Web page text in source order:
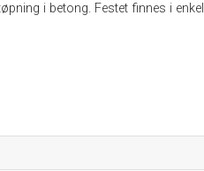
i betong. Festet finnes i enkel